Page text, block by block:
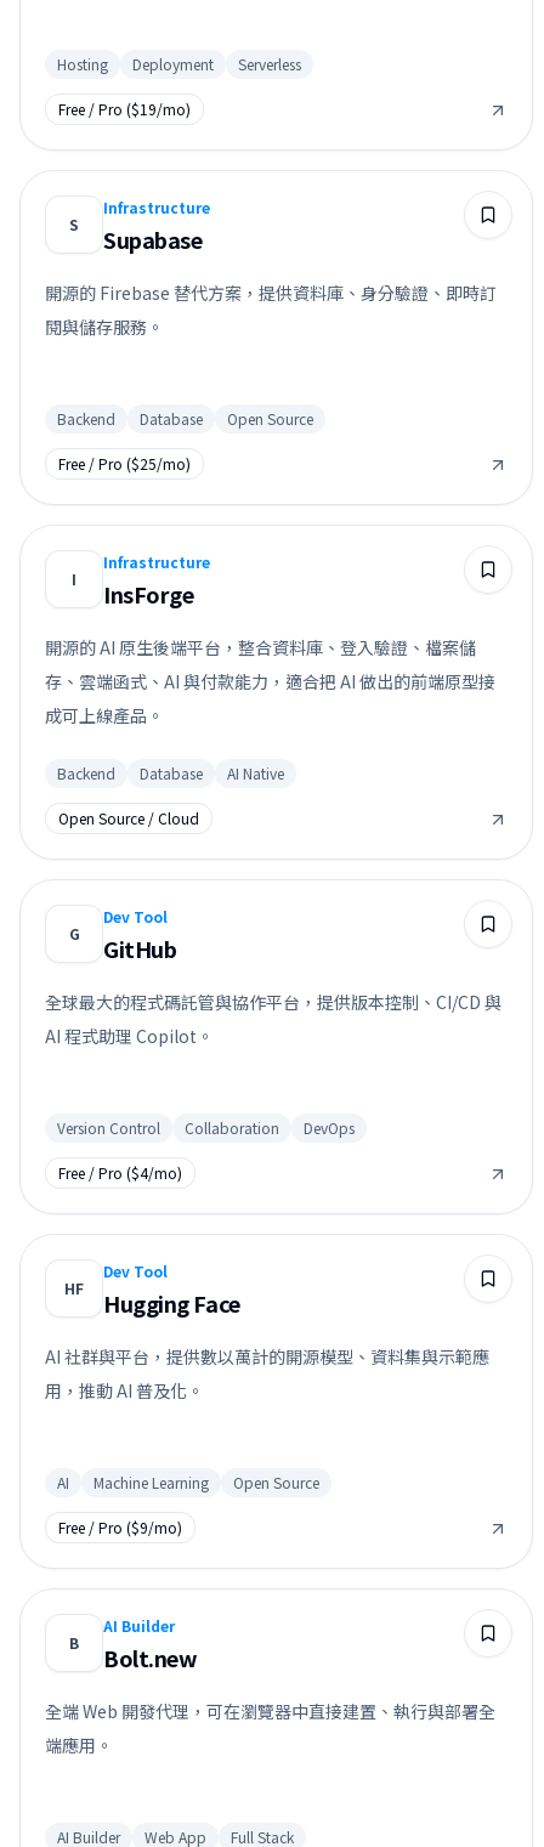
Hosting Deployment Serverless
Free / Pro ($19/mo)
S
Infrastructure
Supabase
開源的 Firebase 替代方案，提供資料庫、身分驗證、即時訂
閱與儲存服務。
Backend Database Open Source
Free / Pro ($25/mo)
I
Infrastructure
InsForge
開源的 AI 原生後端平台，整合資料庫、登入驗證、檔案儲
存、雲端函式、AI 與付款能力，適合把 AI 做出的前端原型接
成可上線產品。
Backend Database AI Native
Open Source / Cloud
G
Dev Tool
GitHub
全球最大的程式碼託管與協作平台，提供版本控制、CI/CD 與
AI 程式助理 Copilot。
Version Control Collaboration DevOps
Free / Pro ($4/mo)
HF
Dev Tool
Hugging Face
AI 社群與平台，提供數以萬計的開源模型、資料集與示範應
用，推動 AI 普及化。
AI Machine Learning Open Source
Free / Pro ($9/mo)
B
AI Builder
Bolt.new
全端 Web 開發代理，可在瀏覽器中直接建置、執行與部署全
端應用。
AI Builder Web App Full Stack